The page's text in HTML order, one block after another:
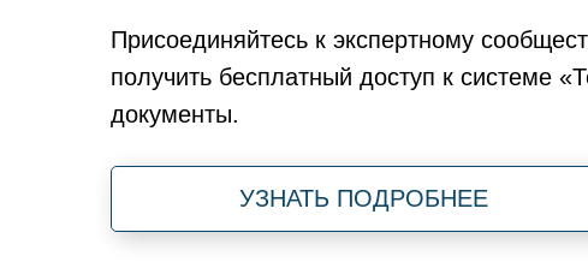
Присоединяйтесь к экспертному
получить бесплатный доступ к системе
документы.
УЗНАТЬ ПОДРОБНЕЕ